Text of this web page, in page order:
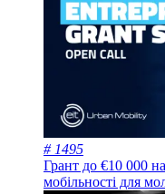
# 1495
Грант до €10 000 на
мобільності для